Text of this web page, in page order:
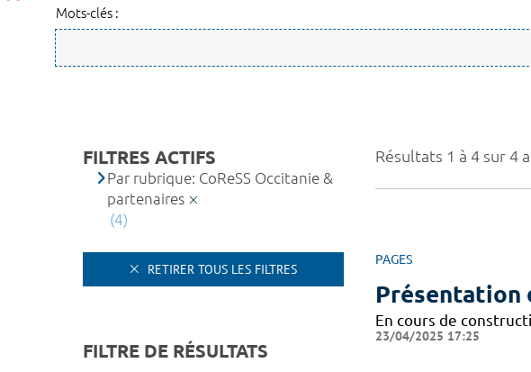
Mots-clés :
Résultats 1 à 4 sur 4
PAGES
Présentation
En cours de
23/04/2025 17:25
FILTRES ACTIFS
Par rubrique: CoReSS Occitanie &
partenaires
(4)
RETIRER TOUS LES FILTRES
FILTRE DE RÉSULTATS